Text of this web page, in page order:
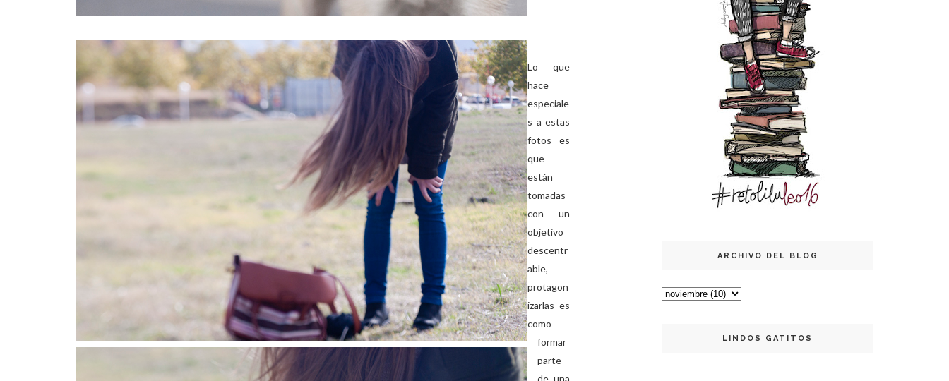
Lo que
hace
especiale
s a estas
fotos es
que
están
tomadas
con un
objetivo
descentr
able,
protagon
izarlas es
como
formar
parte
de una
ARCHIVO DEL BLOG
LINDOS GATITOS